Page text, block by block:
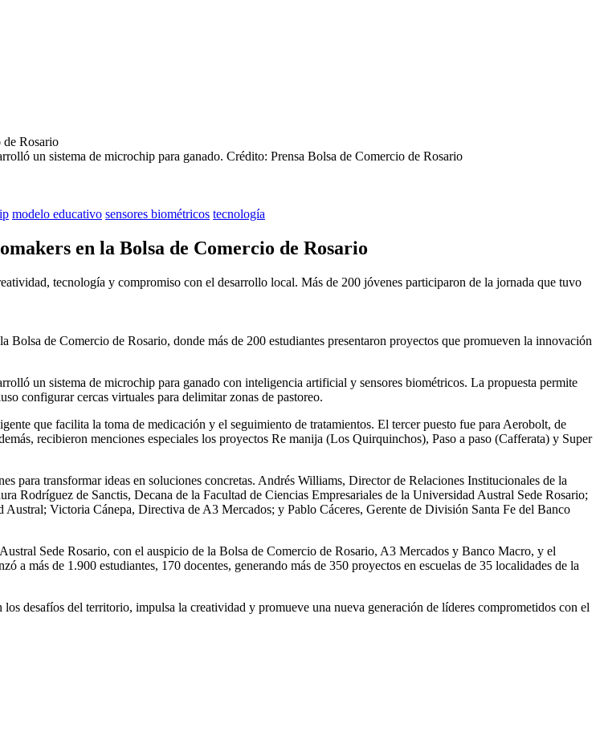
un sistema de microchip para ganado. Crédito: Prensa Bolsa de Comercio de Rosario
modelo educativo sensores biométricos tecnología
en la Bolsa de Comercio de Rosario
tecnología y compromiso con el desarrollo local. Más de 200 jóvenes participaron de la jornada que tuvo
de Comercio de Rosario, donde más de 200 estudiantes presentaron proyectos que promueven la innovación
un sistema de microchip para ganado con inteligencia artificial y sensores biométricos. La propuesta permite
configurar cercas virtuales para delimitar zonas de pastoreo.
que facilita la toma de medicación y el seguimiento de tratamientos. El tercer puesto fue para Aerobolt, de
recibieron menciones especiales los proyectos Re manija (Los Quirquinchos), Paso a paso (Cafferata) y Super
para transformar ideas en soluciones concretas. Andrés Williams, Director de Relaciones Institucionales de la
de Sanctis, Decana de la Facultad de Ciencias Empresariales de la Universidad Austral Sede Rosario;
Victoria Cánepa, Directiva de A3 Mercados; y Pablo Cáceres, Gerente de División Santa Fe del Banco
Sede Rosario, con el auspicio de la Bolsa de Comercio de Rosario, A3 Mercados y Banco Macro, y el
más de 1.900 estudiantes, 170 docentes, generando más de 350 proyectos en escuelas de 35 localidades de la
desafíos del territorio, impulsa la creatividad y promueve una nueva generación de líderes comprometidos con el